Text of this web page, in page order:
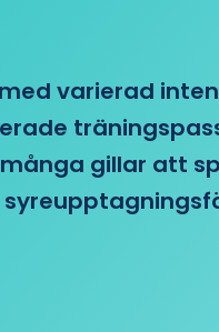
varierad
gillar att